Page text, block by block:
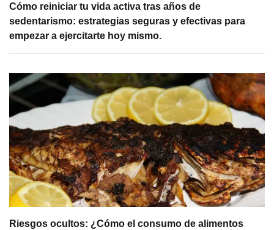
Cómo reiniciar tu vida activa tras años de
sedentarismo: estrategias seguras y efectivas para
empezar a ejercitarte hoy mismo.
Riesgos ocultos: ¿Cómo el consumo de alimentos